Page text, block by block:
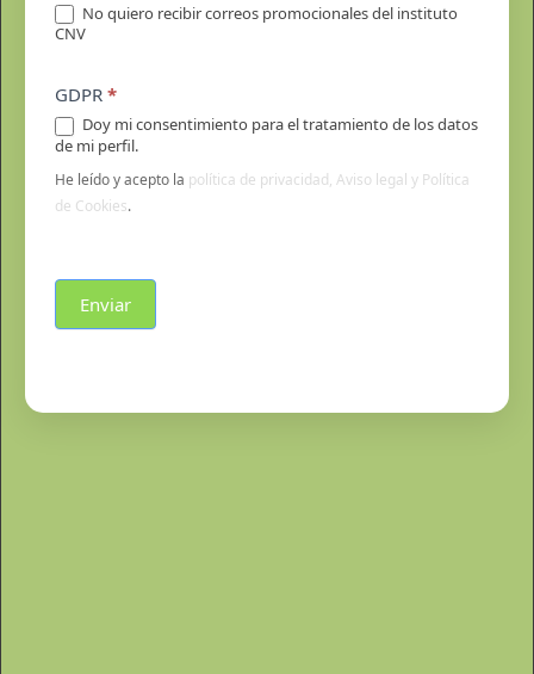
No quiero recibir correos promocionales del instituto
CNV
GDPR *
Doy mi consentimiento para el tratamiento de los datos
de mi perfil.
He leído y acepto la política de privacidad, Aviso legal y Política
de Cookies.
Enviar